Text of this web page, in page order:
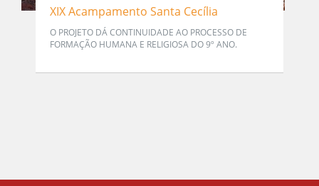
XIX Acampamento Santa Cecília
O PROJETO DÁ CONTINUIDADE AO PROCESSO DE
FORMAÇÃO HUMANA E RELIGIOSA DO 9º ANO.